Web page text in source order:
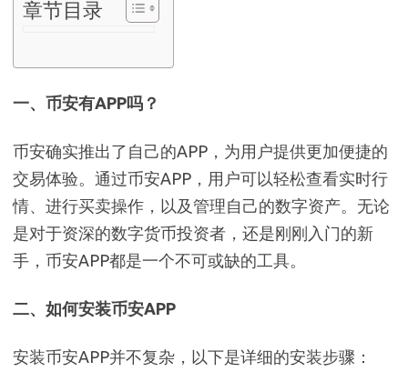
章节目录
一、币安有APP吗？
币安确实推出了自己的APP，为用户提供更加便捷的
交易体验。通过币安APP，用户可以轻松查看实时行
情、进行买卖操作，以及管理自己的数字资产。无论
是对于资深的数字货币投资者，还是刚刚入门的新
手，币安APP都是一个不可或缺的工具。
二、如何安装币安APP
安装币安APP并不复杂，以下是详细的安装步骤：